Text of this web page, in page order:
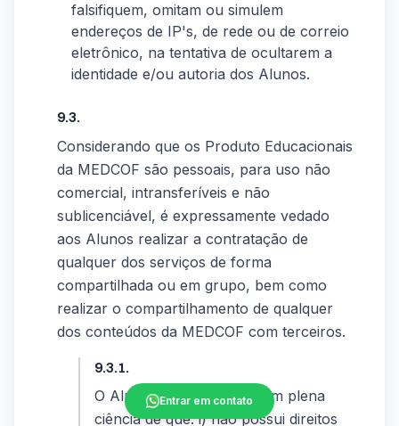
falsifiquem, omitam ou simulem
endereços de IP's, de rede ou de correio
eletrônico, na tentativa de ocultarem a
identidade e/ou autoria dos Alunos.
9.3.
Considerando que os Produto Educacionais
da MEDCOF são pessoais, para uso não
comercial, intransferíveis e não
sublicenciável, é expressamente vedado
aos Alunos realizar a contratação de
qualquer dos serviços de forma
compartilhada ou em grupo, bem como
realizar o compartilhamento de qualquer
dos conteúdos da MEDCOF com terceiros.
9.3.1.
O Aluno/visitante/aluno tem plena
ciência de que: i) não possui direitos
Entrar em contato